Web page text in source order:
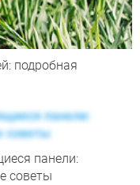
подробная
панели:
советы